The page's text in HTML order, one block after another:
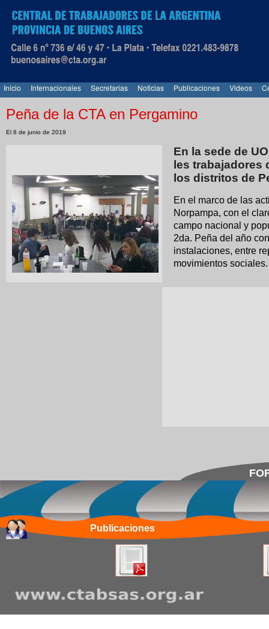
Inicio Internacionales Secretarias Noticias Publicaciones Videos
Peña de la CTA en Pergamino
El 8 de junio de 2019
En la sede de
les trabajadores
los distritos de
En el marco de las
Norpampa, con el
campo nacional y
2da. Peña del año
instalaciones, entre
movimientos sociales.
Publicaciones